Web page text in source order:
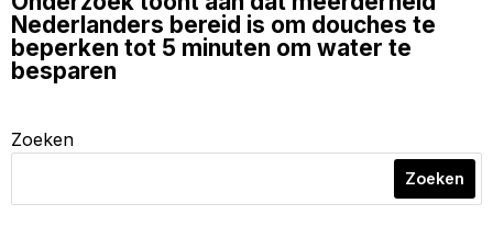
Nederlanders bereid is om douches te
beperken tot 5 minuten om water te
besparen
Zoeken
Zoeken